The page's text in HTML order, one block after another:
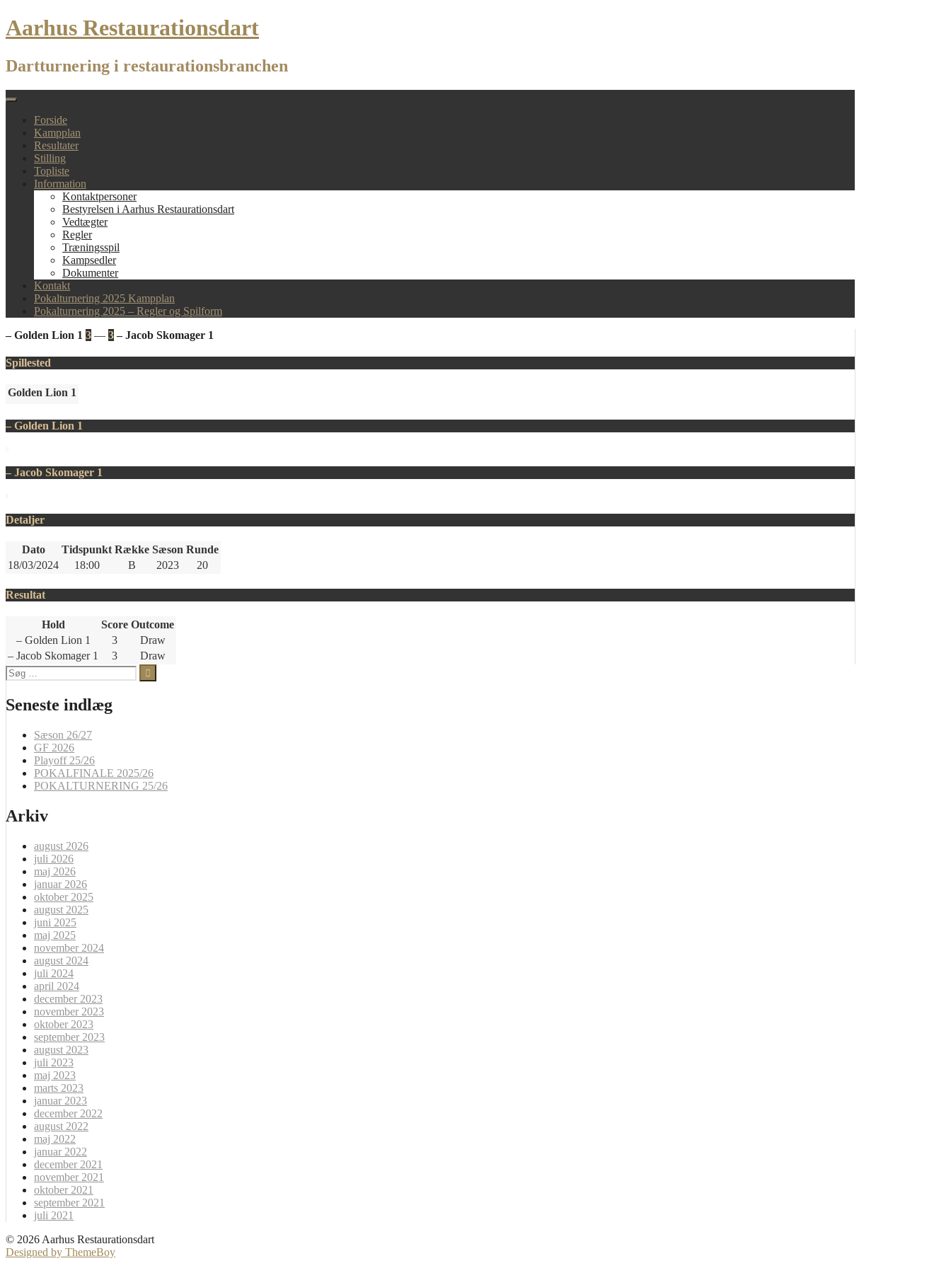
Skip
to
Aarhus Restaurationsdart
Dartturnering i restaurationsbranchen
Forside
Kampplan
Resultater
Stilling
Topliste
Information
Kontaktpersoner
Bestyrelsen i Aarhus Restaurationsdart
Vedtægter
Regler
Træningsspil
Kampsedler
Dokumenter
Kontakt
Pokalturnering 2025 Kampplan
Pokalturnering 2025 – Regler og Spilform
– Golden Lion 1 3 — 3 – Jacob Skomager 1
Spillested
Golden Lion 1
– Golden Lion 1
– Jacob Skomager 1
Detaljer
Dato Tidspunkt Række Sæson Runde
18/03/2024
18:00 B 2023 20
Resultat
Hold Score Outcome
– Golden Lion 1
3
Draw
– Jacob Skomager 1
3
Draw
Søg
efter:
Seneste indlæg
Sæson 26/27
GF 2026
Playoff 25/26
POKALFINALE 2025/26
POKALTURNERING 25/26
Arkiv
august 2026
juli 2026
maj 2026
januar 2026
oktober 2025
august 2025
juni 2025
maj 2025
november 2024
august 2024
juli 2024
april 2024
december 2023
november 2023
oktober 2023
september 2023
august 2023
juli 2023
maj 2023
marts 2023
januar 2023
december 2022
august 2022
maj 2022
januar 2022
december 2021
november 2021
oktober 2021
september 2021
juli 2021
© 2026 Aarhus Restaurationsdart
Designed by ThemeBoy